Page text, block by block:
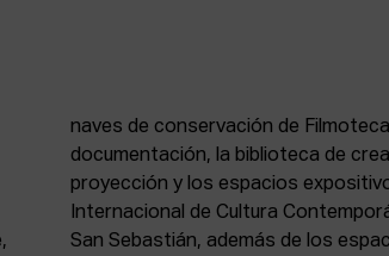
naves de conservación de
documentación, la biblioteca de
proyección y los espacios
Internacional de Cultura
San Sebastián, además de los